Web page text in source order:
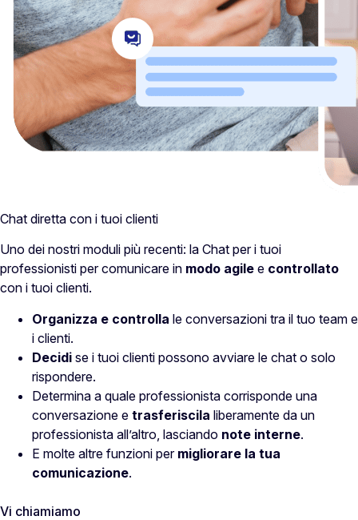
Chat diretta con i tuoi clienti
Uno dei nostri moduli più recenti: la Chat per i tuoi
professionisti per comunicare in modo agile e controllato
con i tuoi clienti.
Organizza e controlla le conversazioni tra il tuo team e
i clienti.
Decidi se i tuoi clienti possono avviare le chat o solo
rispondere.
Determina a quale professionista corrisponde una
conversazione e trasferiscila liberamente da un
professionista all’altro, lasciando note interne.
E molte altre funzioni per migliorare la tua
comunicazione.
Vi chiamiamo